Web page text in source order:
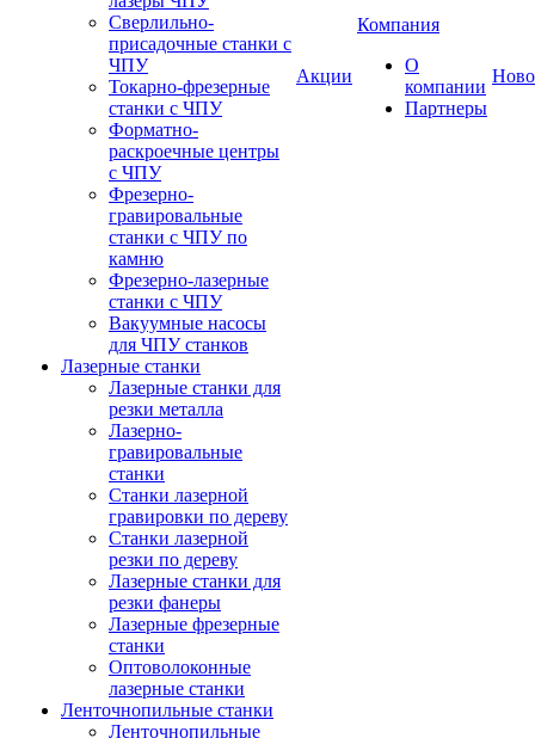
Сверлильно-
присадочные станки с
ЧПУ
Токарно-фрезерные
станки с ЧПУ
Форматно-
раскроечные центры
с ЧПУ
Фрезерно-
гравировальные
станки с ЧПУ по
камню
Фрезерно-лазерные
станки с ЧПУ
Вакуумные насосы
для ЧПУ станков
Лазерные станки
Лазерные станки для
резки металла
Лазерно-
гравировальные
станки
Станки лазерной
гравировки по дереву
Станки лазерной
резки по дереву
Лазерные станки для
резки фанеры
Лазерные фрезерные
станки
Оптоволоконные
лазерные станки
Ленточнопильные станки
Ленточнопильные
Акции
Компания
О
компании
Партнеры